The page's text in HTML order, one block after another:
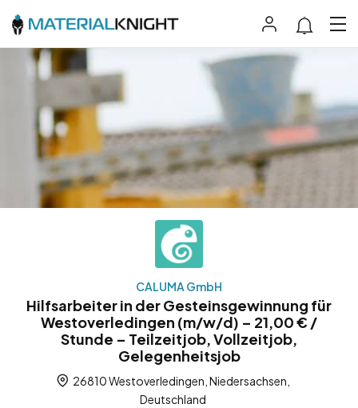
CALUMA GmbH
Hilfsarbeiter in der Gesteinsgewinnung für
Westoverledingen (m/w/d) – 21,00 € /
Stunde – Teilzeitjob, Vollzeitjob,
Gelegenheitsjob
26810 Westoverledingen, Niedersachsen,
Deutschland